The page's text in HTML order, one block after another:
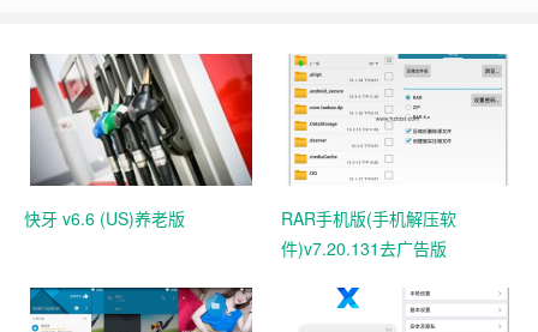
快牙 v6.6 (US)养老版
RAR手机版(手机解压软
件)v7.20.131去广告版